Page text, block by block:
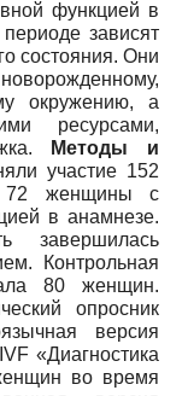
функцией в
зависят
состояния. Они
окружению, а
ресурсами,
Методы и
участие 152
72 женщины с
в анамнезе.
завершилась
Контрольная
80 женщин.
опросник
версия
«Диагностика
во время